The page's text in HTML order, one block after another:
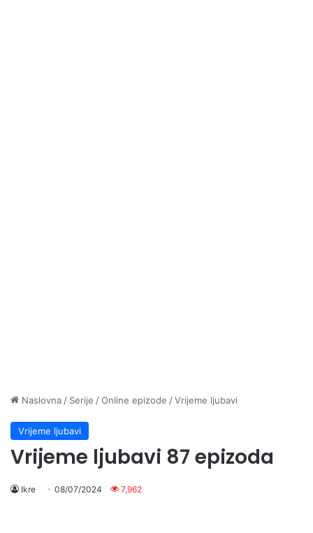
Naslovna / Serije /Online epizode /Vrijeme ljubavi
Vrijeme ljubavi
Vrijeme ljubavi 87 epizoda
Ikre 08/07/2024 7,962